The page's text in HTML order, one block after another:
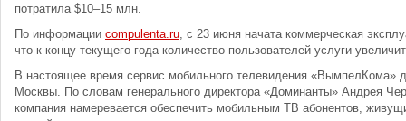
потратила $10–15 млн.
По информации compulenta.ru, с 23 июня начата коммерческая
что к концу текущего года количество пользователей услуги
В настоящее время сервис мобильного телевидения «ВымпелКома»
Москвы. По словам генерального директора «Доминанты» Андрея
компания намеревается обеспечить мобильным ТВ абонентов,